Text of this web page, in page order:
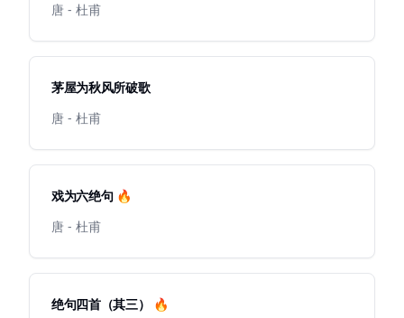
唐 - 杜甫
茅屋为秋风所破歌
唐 - 杜甫
戏为六绝句 🔥
唐 - 杜甫
绝句四首（其三） 🔥